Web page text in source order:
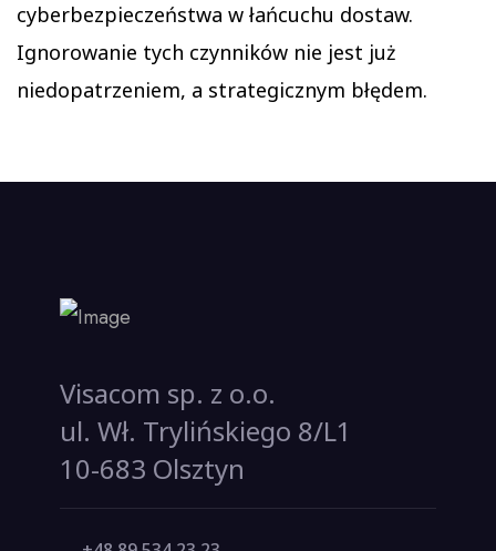
cyberbezpieczeństwa w łańcuchu dostaw.
Ignorowanie tych czynników nie jest już
niedopatrzeniem, a strategicznym błędem.
Visacom sp. z o.o.
ul. Wł. Trylińskiego 8/L1
10-683 Olsztyn